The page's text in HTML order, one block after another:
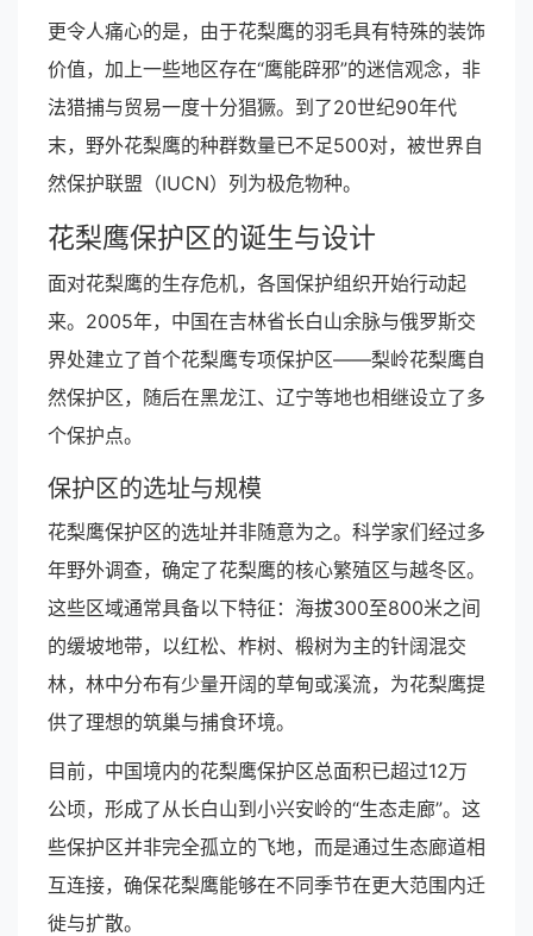
更令人痛心的是，由于花梨鹰的羽毛具有特殊的装饰
价值，加上一些地区存在“鹰能辟邪”的迷信观念，非
法猎捕与贸易一度十分猖獗。到了20世纪90年代
末，野外花梨鹰的种群数量已不足500对，被世界自
然保护联盟（IUCN）列为极危物种。
花梨鹰保护区的诞生与设计
面对花梨鹰的生存危机，各国保护组织开始行动起
来。2005年，中国在吉林省长白山余脉与俄罗斯交
界处建立了首个花梨鹰专项保护区——梨岭花梨鹰自
然保护区，随后在黑龙江、辽宁等地也相继设立了多
个保护点。
保护区的选址与规模
花梨鹰保护区的选址并非随意为之。科学家们经过多
年野外调查，确定了花梨鹰的核心繁殖区与越冬区。
这些区域通常具备以下特征：海拔300至800米之间
的缓坡地带，以红松、柞树、椴树为主的针阔混交
林，林中分布有少量开阔的草甸或溪流，为花梨鹰提
供了理想的筑巢与捕食环境。
目前，中国境内的花梨鹰保护区总面积已超过12万
公顷，形成了从长白山到小兴安岭的“生态走廊”。这
些保护区并非完全孤立的飞地，而是通过生态廊道相
互连接，确保花梨鹰能够在不同季节在更大范围内迁
徙与扩散。